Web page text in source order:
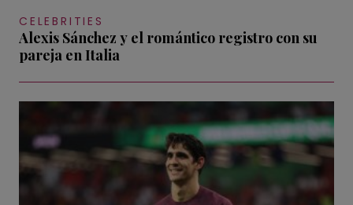
CELEBRITIES
Alexis Sánchez y el romántico registro con su
pareja en Italia